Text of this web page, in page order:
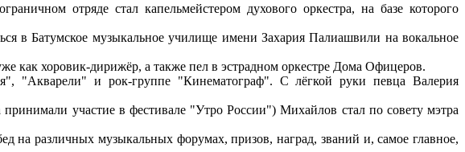
отряде стал капельмейстером духового оркестра, на базе которого
в Батумское музыкальное училище имени Захария Палиашвили на вокальное
как хоровик-дирижёр, а также пел в эстрадном оркестре Дома Офицеров.
"Акварели" и рок-группе "Кинематограф". С лёгкой руки певца Валерия
участие в фестивале "Утро России") Михайлов стал по совету мэтра
на различных музыкальных форумах, призов, наград, званий и, самое главное,